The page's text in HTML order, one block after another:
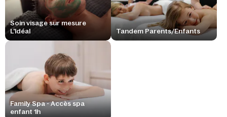
Soin visage sur mesure
L'Idéal
Tandem Parents/Enfants
Family Spa - Accès spa
enfant 1h